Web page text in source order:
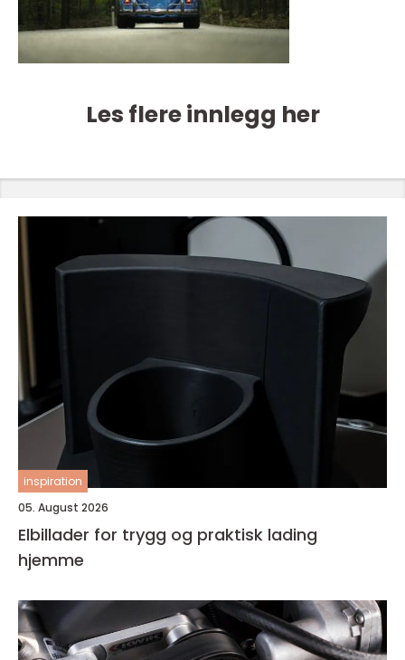
Les flere innlegg her
inspiration
05. August 2026
Elbillader for trygg og praktisk lading
hjemme